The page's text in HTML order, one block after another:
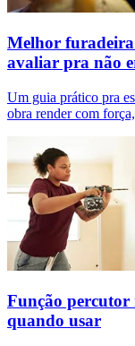
Melhor
avaliar pra não
Um guia prático pra
obra render com
Função percutor
quando usar